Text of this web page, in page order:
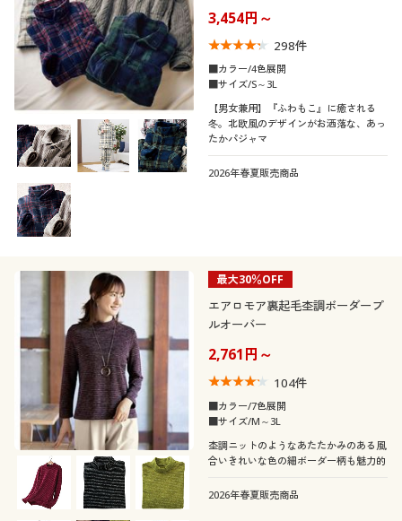
キッチン・雑貨・日用品
家具・収納
寝具・ベッド
カーテン・ラグ・ファブリック
美容・健康通販すべて
美容・健康・サプリメント
制服・スクール
制服・スクールすべて
制服・学生服
ジュニア・ティーンズ下着
大きいサイズ
大きいサイズ通販すべて
大きいサイズ レディース服
大きいサイズ レディース下着
大きいサイズ メンズ
大きいサイズ 事務・制服
バーゲン
バーゲンセール
シークレットセール
詳細検索
商品カテゴリ一覧
カタログ・チラシからのご注文
デジタルカタログ
カタログ無料プレゼント
会員メニュー
マイページ
口コミ
(5)
(3〜3.9)
(2〜2.9)
レディースサ
イズ
LL 3L
S LL 3L
5L 6L
3,454円～
298件
■カラー/4色展開
■サイズ/S～3L
【男女兼用】『ふわもこ』に癒される
冬。北欧風のデザインがお洒落な、あっ
たかパジャマ
2026年春夏販売商品
最大30％OFF
エアロモア裏起毛杢調ボーダープ
ルオーバー
2,761円～
104件
■カラー/7色展開
■サイズ/M～3L
杢調ニットのようなあたたかみのある風
合いきれいな色の細ボーダー柄も魅力的
2026年春夏販売商品